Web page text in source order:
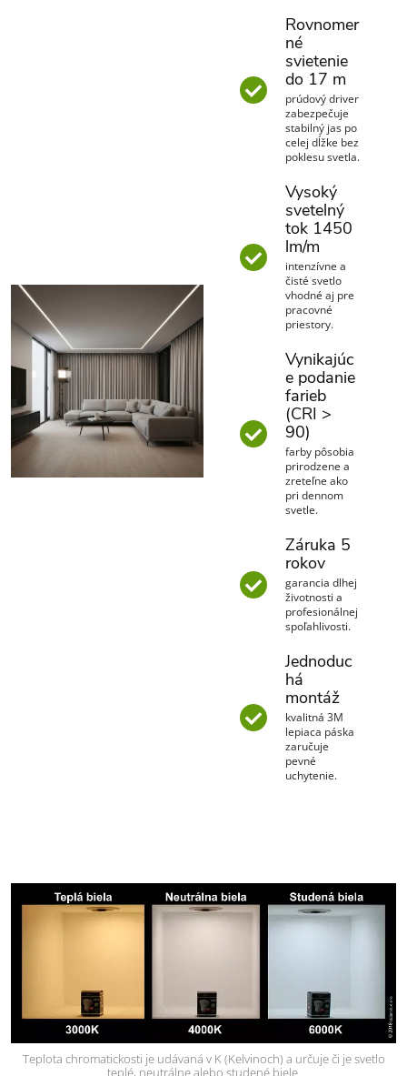
Rovnomer
né
svietenie
do 17 m
prúdový driver
zabezpečuje
stabilný jas po
celej dĺžke bez
poklesu svetla.
Vysoký
svetelný
tok 1450
lm/m
intenzívne a
čisté svetlo
vhodné aj pre
pracovné
priestory.
Vynikajúc
e podanie
farieb
(CRI >
90)
farby pôsobia
prirodzene a
zreteľne ako
pri dennom
svetle.
Záruka 5
rokov
garancia dlhej
životnosti a
profesionálnej
spoľahlivosti.
Jednoduc
há
montáž
kvalitná 3M
lepiaca páska
zaručuje
pevné
uchytenie.
Teplota chromatickosti je udávaná v K (Kelvinoch) a určuje či je svetlo
teplé, neutrálne alebo studené biele.